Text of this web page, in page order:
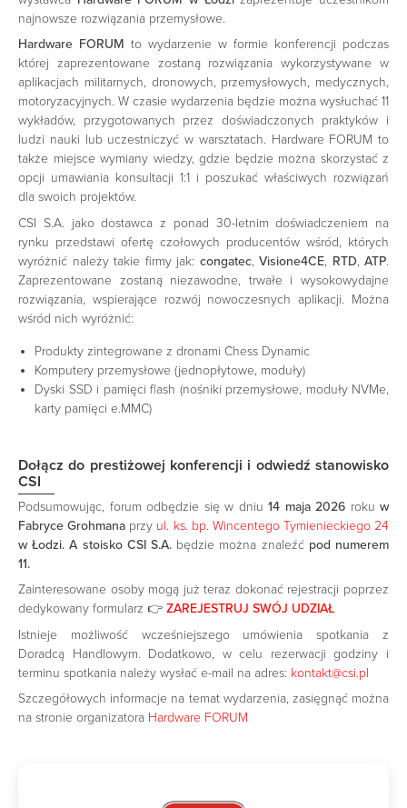
najnowsze rozwiązania przemysłowe.
Hardware FORUM to wydarzenie w formie konferencji podczas
której zaprezentowane zostaną rozwiązania wykorzystywane w
aplikacjach militarnych, dronowych, przemysłowych, medycznych,
motoryzacyjnych. W czasie wydarzenia będzie można wysłuchać 11
wykładów, przygotowanych przez doświadczonych praktyków i
ludzi nauki lub uczestniczyć w warsztatach. Hardware FORUM to
także miejsce wymiany wiedzy, gdzie będzie można skorzystać z
opcji umawiania konsultacji 1:1 i poszukać właściwych rozwiązań
dla swoich projektów.
CSI S.A. jako dostawca z ponad 30-letnim doświadczeniem na
rynku przedstawi ofertę czołowych producentów wśród, których
wyróżnić należy takie firmy jak: congatec, Visione4CE, RTD, ATP.
Zaprezentowane zostaną niezawodne, trwałe i wysokowydajne
rozwiązania, wspierające rozwój nowoczesnych aplikacji. Można
wśród nich wyróżnić:
Produkty zintegrowane z dronami Chess Dynamic
Komputery przemysłowe (jednopłytowe, moduły)
Dyski SSD i pamięci flash (nośniki przemysłowe, moduły NVMe,
karty pamięci e.MMC)
Dołącz do prestiżowej konferencji i odwiedź stanowisko
CSI
Podsumowując, forum odbędzie się w dniu 14 maja 2026 roku w
Fabryce Grohmana przy ul. ks. bp. Wincentego Tymienieckiego 24
w Łodzi.A stoisko CSI S.A. będzie można znaleźć pod numerem
11.
Zainteresowane osoby mogą już teraz dokonać rejestracji poprzez
dedykowany formularz 👉 ZAREJESTRUJ SWÓJ UDZIAŁ
Istnieje możliwość wcześniejszego umówienia spotkania z
Doradcą Handlowym. Dodatkowo, w celu rezerwacji godziny i
terminu spotkania należy wysłać e-mail na adres: kontakt@csi.pl
Szczegółowych informacje na temat wydarzenia, zasięgnąć można
na stronie organizatora Hardware FORUM